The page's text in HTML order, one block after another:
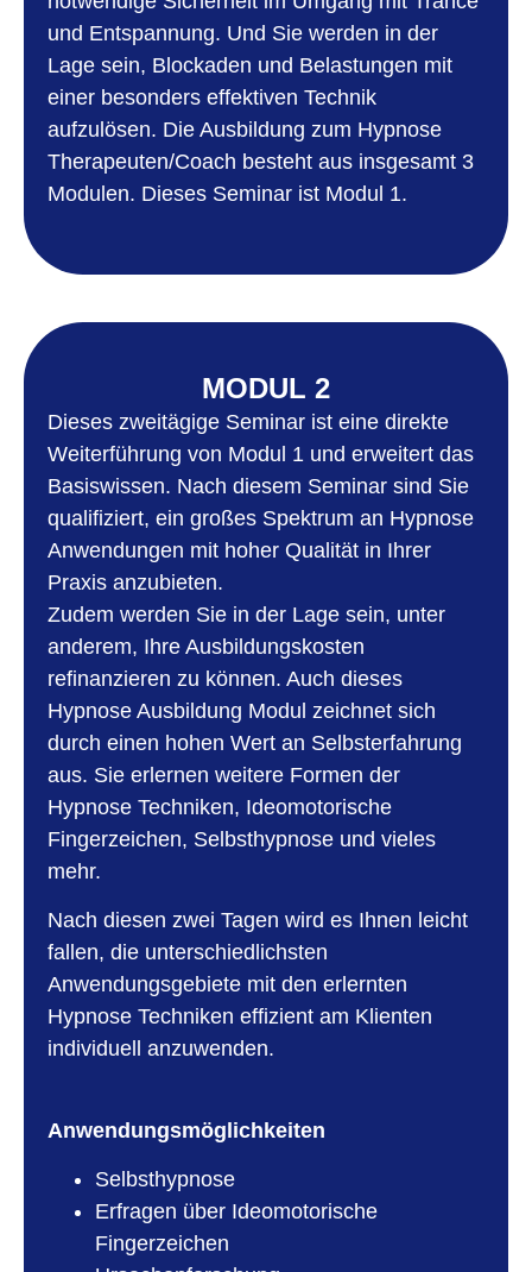
und Entspannung. Und Sie werden in der
Lage sein, Blockaden und Belastungen mit
einer besonders effektiven Technik
aufzulösen. Die Ausbildung zum Hypnose
Therapeuten/Coach besteht aus insgesamt 3
Modulen. Dieses Seminar ist Modul 1.
MODUL 2
Dieses zweitägige Seminar ist eine direkte
Weiterführung von Modul 1 und erweitert das
Basiswissen. Nach diesem Seminar sind Sie
qualifiziert, ein großes Spektrum an Hypnose
Anwendungen mit hoher Qualität in Ihrer
Praxis anzubieten.
Zudem werden Sie in der Lage sein, unter
anderem, Ihre Ausbildungskosten
refinanzieren zu können. Auch dieses
Hypnose Ausbildung Modul zeichnet sich
durch einen hohen Wert an Selbsterfahrung
aus. Sie erlernen weitere Formen der
Hypnose Techniken, Ideomotorische
Fingerzeichen, Selbsthypnose und vieles
mehr.
Nach diesen zwei Tagen wird es Ihnen leicht
fallen, die unterschiedlichsten
Anwendungsgebiete mit den erlernten
Hypnose Techniken effizient am Klienten
individuell anzuwenden.
Anwendungsmöglichkeiten
Selbsthypnose
Erfragen über Ideomotorische
Fingerzeichen